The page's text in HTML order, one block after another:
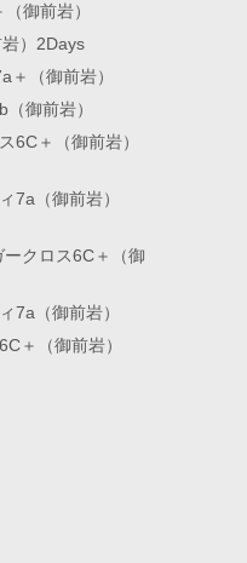
御前岩）
）2Days
＋（御前岩）
（御前岩）
6C＋（御前岩）
7a（御前岩）
ークロス6C＋（御
7a（御前岩）
＋（御前岩）